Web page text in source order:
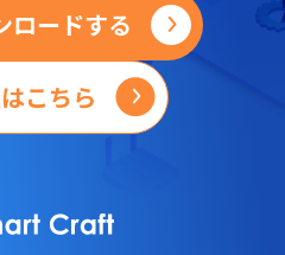
ロードする
こちら